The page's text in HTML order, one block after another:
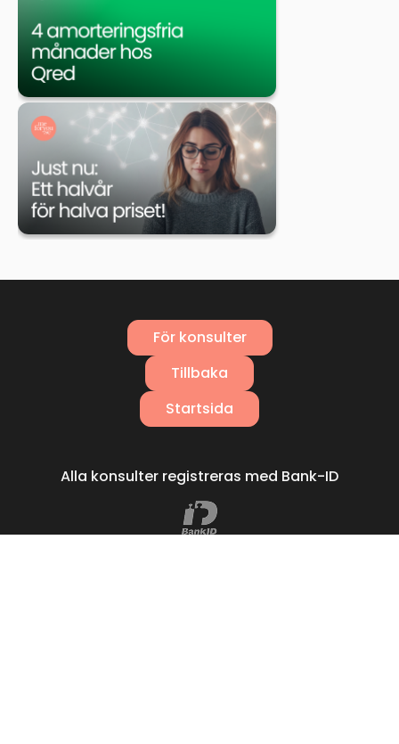
För konsulter
Tillbaka
Startsida
Alla konsulter registreras med Bank-ID